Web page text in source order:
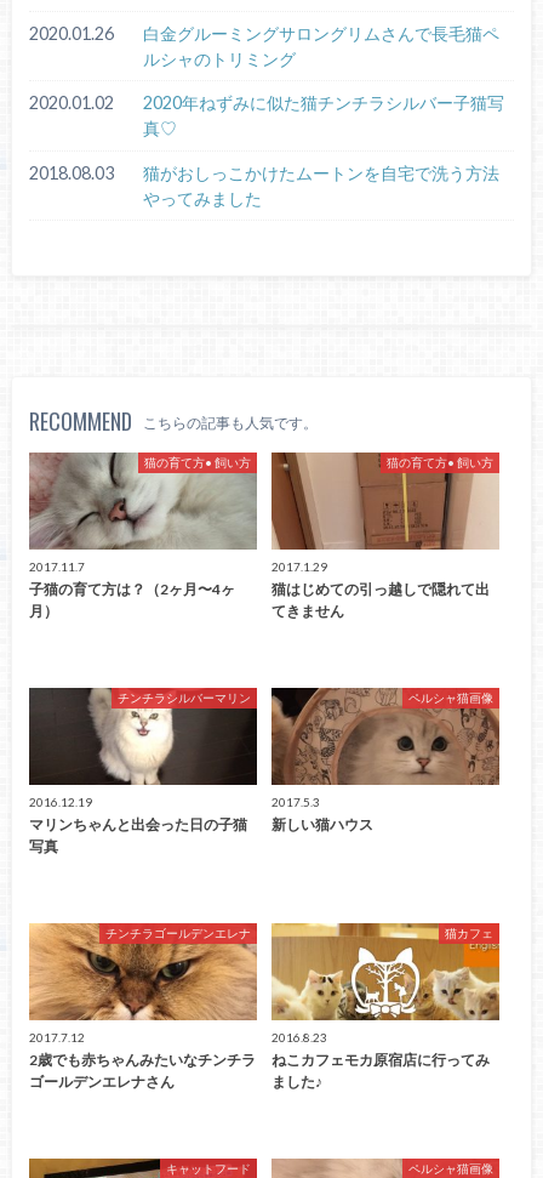
2020.01.26
白金グルーミングサロングリムさんで長毛猫ペ
ルシャのトリミング
2020.01.02
2020年ねずみに似た猫チンチラシルバー子猫写
真♡
2018.08.03
猫がおしっこかけたムートンを自宅で洗う方法
やってみました
RECOMMEND こちらの記事も人気です。
猫の育て方• 飼い方
2017.11.7
子猫の育て方は？（2ヶ月〜4ヶ
月）
猫の育て方• 飼い方
2017.1.29
猫はじめての引っ越しで隠れて出
てきません
チンチラシルバーマリン
2016.12.19
マリンちゃんと出会った日の子猫
写真
ペルシャ猫画像
2017.5.3
新しい猫ハウス
チンチラゴールデンエレナ
2017.7.12
2歳でも赤ちゃんみたいなチンチラ
ゴールデンエレナさん
猫カフェ
2016.8.23
ねこカフェモカ原宿店に行ってみ
ました♪
キャットフード ペルシャ猫画像